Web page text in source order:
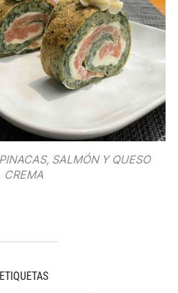
SALMÓN Y QUESO
CREMA
ETIQUETAS